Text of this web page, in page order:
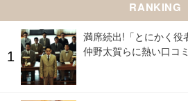
RANKING
満席続出!「とにかく役
仲野太賀らに熱い口コ